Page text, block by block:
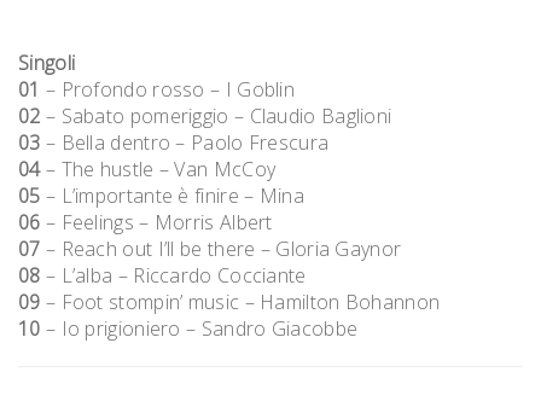
Singoli
01 – Profondo rosso – I Goblin
02 – Sabato pomeriggio – Claudio Baglioni
03 – Bella dentro – Paolo Frescura
04– The hustle – Van McCoy
05 – L’importante è finire – Mina
06 – Feelings – Morris Albert
07 – Reach out I’ll be there – Gloria Gaynor
08 – L’alba – Riccardo Cocciante
09 – Foot stompin’ music – Hamilton Bohannon
10 – Io prigioniero – Sandro Giacobbe